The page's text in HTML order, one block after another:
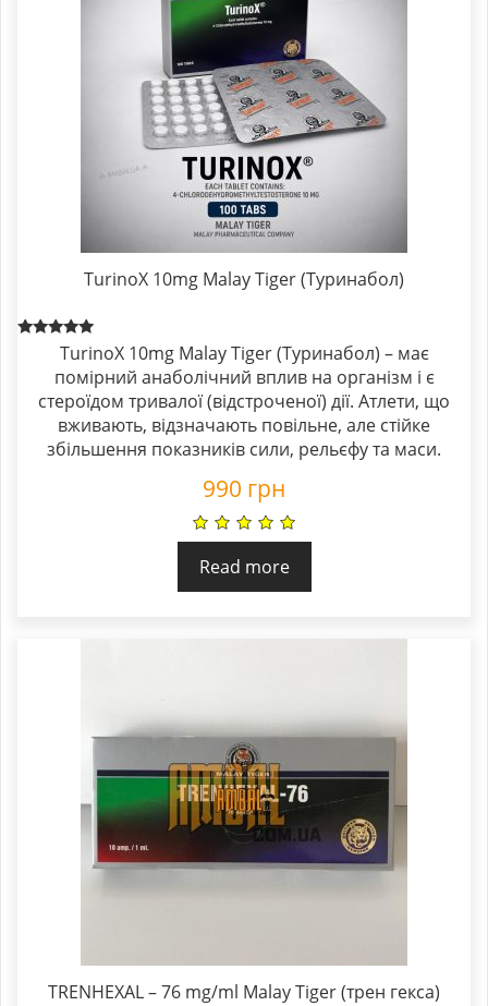
TurinoX 10mg Malay Tiger (Туринабол)
Rated
5.00
out of 5
TurinoX 10mg Malay Tiger (Туринабол) – має
помірний анаболічний вплив на організм і є
стероїдом тривалої (відстроченої) дії. Атлети, що
вживають, відзначають повільне, але стійке
збільшення показників сили, рельєфу та маси.
990 грн
Read more
TRENHEXAL – 76 mg/ml Malay Tiger (трен гекса)